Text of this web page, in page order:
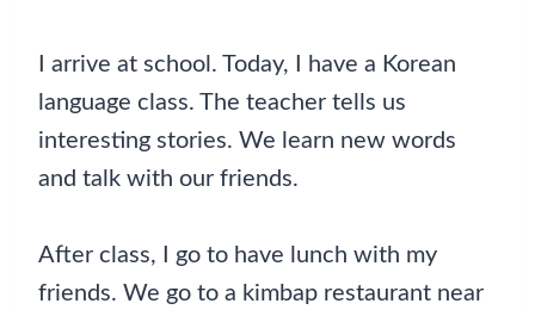
I arrive at school. Today, I have a Korean
language class. The teacher tells us
interesting stories. We learn new words
and talk with our friends.
After class, I go to have lunch with my
friends. We go to a kimbap restaurant near